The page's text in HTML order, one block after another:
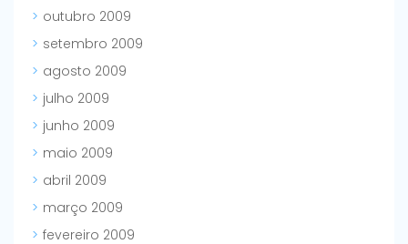
outubro 2009
setembro 2009
agosto 2009
julho 2009
junho 2009
maio 2009
abril 2009
março 2009
fevereiro 2009